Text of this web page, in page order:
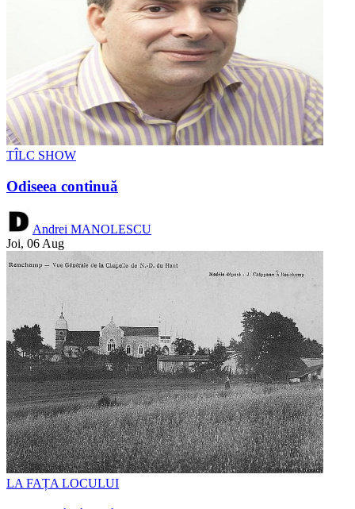
TÎLC SHOW
Odiseea continuă
Andrei MANOLESCU
Joi, 06 Aug
LA FAȚA LOCULUI